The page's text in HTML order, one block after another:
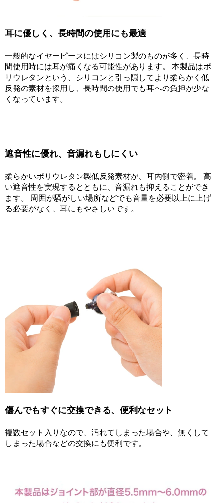
耳に優しく、長時間の使用にも最適
一般的なイヤーピースにはシリコン製のものが多く、長時
間使用時には耳が痛くなる可能性があります。 本製品はポ
リウレタンという、シリコンと引っ隠してより柔らかく低
反発の素材を採用し、長時間の使用でも耳への負担が少な
くなっています。
遮音性に優れ、音漏れもしにくい
柔らかいポリウレタン製低反発素材が、耳内側で密着。 高
い遮音性を実現するとともに、音漏れも抑えることができ
ます。 周囲が騒がしい場所などでも音量を必要以上に上げ
る必要がなく、耳にもやさしいです。
傷んでもすぐに交換できる、便利なセット
複数セット入りなので、汚れてしまった場合や、無くして
しまった場合などの交換にも便利です。